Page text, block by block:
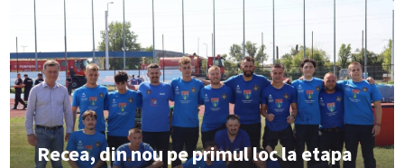
Recea, din nou pe primul loc la etapa